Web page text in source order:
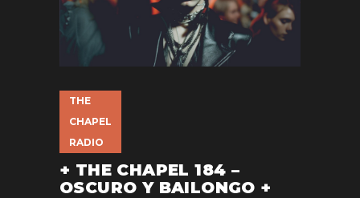
THE
CHAPEL
RADIO
+ THE CHAPEL 184 –
OSCURO Y BAILONGO +